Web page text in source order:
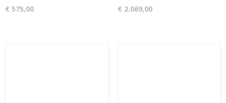
€ 575,00 € 2.069,00